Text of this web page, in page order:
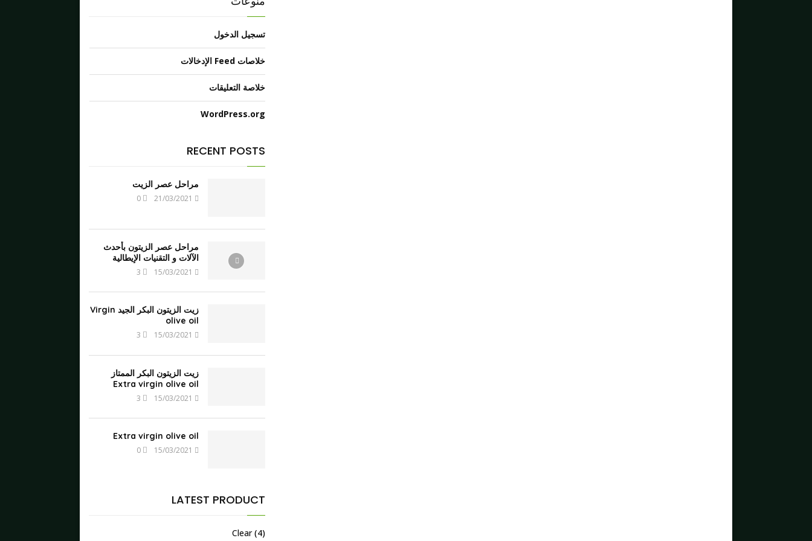
تسجيل الدخول
خلاصات Feed الإدخالات
خلاصة التعليقات
WordPress.org
RECENT POSTS
مراحل عصر الزيت
21/03/2021
0
مراحل عصر الزيتون بأحدث
الآلات و التقنيات الإيطالية
15/03/2021
3
زيت الزيتون البكر الجيد Virgin
olive oil
15/03/2021
3
زيت الزيتون البكر الممتاز
Extra virgin olive oil
15/03/2021
3
Extra virgin olive oil
15/03/2021
0
LATEST PRODUCT
Clear (4)